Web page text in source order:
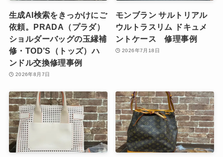
生成AI検索をきっかけにご
依頼。PRADA（プラダ）
ショルダーバッグの玉縁補
修・TOD’S（トッズ）ハ
ンドル交換修理事例
2026年8月7日
モンブラン サルトリアル
ウルトラスリム ドキュメ
ントケース 修理事例
2026年7月18日